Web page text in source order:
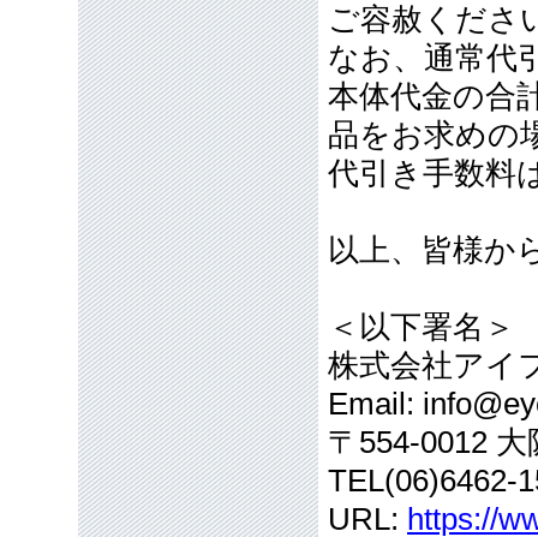
ご容赦くださ
なお、通常代
本体代金の合
品をお求めの
代引き手数料
以上、皆様か
＜以下署名＞
株式会社アイ
Email:
〒554-0012
TEL(06)6462-
URL: https://